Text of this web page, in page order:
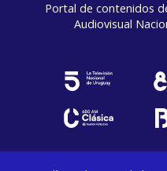
Portal de contenidos
Audiovisual